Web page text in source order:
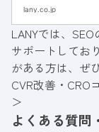
化）は、Web広告
「EFOで本当に効
「どのタイミング
lany.co.jp
LANYでは、
サポートしてお
がある方は、ぜ
CVR改善・CRO
＞
よくある質問